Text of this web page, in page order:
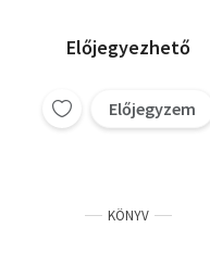
Előjegyezhető
Előjegyzem
KÖNYV